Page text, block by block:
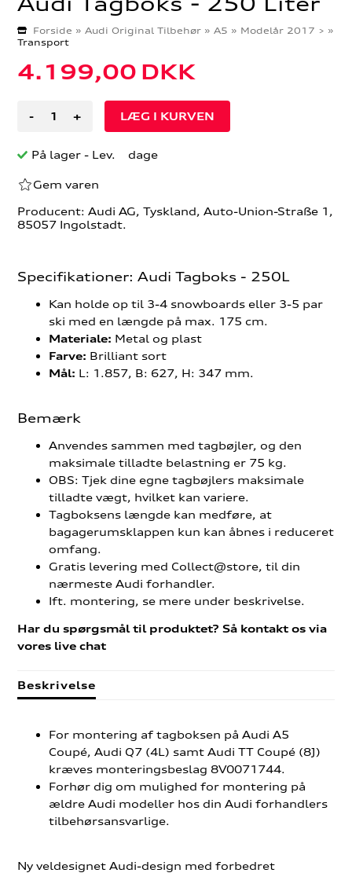
Forside »Audi Original Tilbehør »A5 » Modelår 2017 > »
Transport
4.199,00 DKK
- +
På lager- Lev. dage
Gem varen
Producent: Audi AG, Tyskland, Auto-Union-Straße 1,
85057 Ingolstadt.
Specifikationer: Audi Tagboks - 250L
Kan holde op til 3-4 snowboards eller 3-5 par
ski med en længde på max. 175 cm.
Materiale: Metal og plast
Farve: Brilliant sort
Mål: L: 1.857, B: 627, H: 347 mm.
Bemærk
Anvendes sammen med tagbøjler, og den
maksimale tilladte belastning er 75 kg.
OBS: Tjek dine egne tagbøjlers maksimale
tilladte vægt, hvilket kan variere.
Tagboksens længde kan medføre, at
bagagerumsklappen kun kan åbnes i reduceret
omfang.
Gratis levering med Collect@store, til din
nærmeste Audi forhandler.
Ift. montering, se mere under beskrivelse.
Har du spørgsmål til produktet? Så kontakt os via
vores live chat
Beskrivelse
For montering af tagboksen på Audi A5
Coupé, Audi Q7 (4L) samt Audi TT Coupé (8J)
kræves monteringsbeslag 8V0071744.
Forhør dig om mulighed for montering på
ældre Audi modeller hos din Audi forhandlers
tilbehørsansvarlige.
Ny veldesignet Audi-design med forbedret